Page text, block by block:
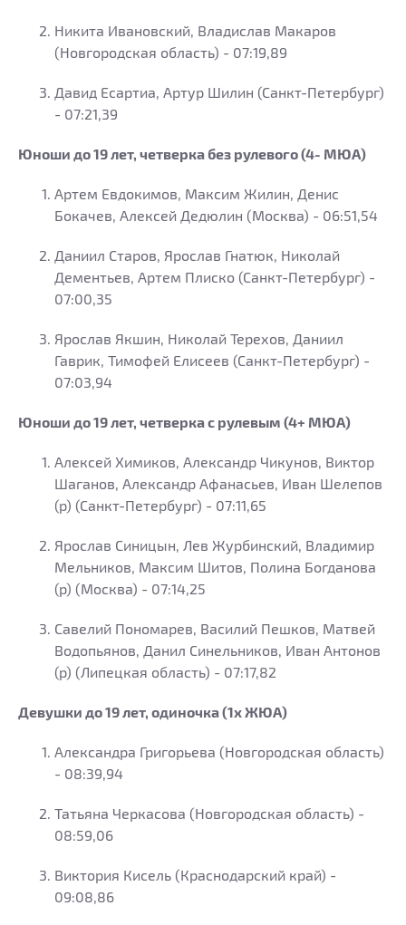
Никита Ивановский, Владислав Макаров
(Новгородская область) - 07:19,89
Давид Есартиа, Артур Шилин (Санкт-Петербург)
- 07:21,39
Юноши до 19 лет, четверка без рулевого (4- МЮА)
Артем Евдокимов, Максим Жилин, Денис
Бокачев, Алексей Дедюлин (Москва) - 06:51,54
Даниил Старов, Ярослав Гнатюк, Николай
Дементьев, Артем Плиско (Санкт-Петербург) -
07:00,35
Ярослав Якшин, Николай Терехов, Даниил
Гаврик, Тимофей Елисеев (Санкт-Петербург) -
07:03,94
Юноши до 19 лет, четверка с рулевым (4+ МЮА)
Алексей Химиков, Александр Чикунов, Виктор
Шаганов, Александр Афанасьев, Иван Шелепов
(р) (Санкт-Петербург) - 07:11,65
Ярослав Синицын, Лев Журбинский, Владимир
Мельников, Максим Шитов, Полина Богданова
(р) (Москва) - 07:14,25
Савелий Пономарев, Василий Пешков, Матвей
Водопьянов, Данил Синельников, Иван Антонов
(р) (Липецкая область) - 07:17,82
Девушки до 19 лет, одиночка (1х ЖЮА)
Александра Григорьева (Новгородская область)
- 08:39,94
Татьяна Черкасова (Новгородская область) -
08:59,06
Виктория Кисель (Краснодарский край) -
09:08,86